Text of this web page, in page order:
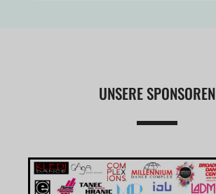
UNSERE SPONSOREN